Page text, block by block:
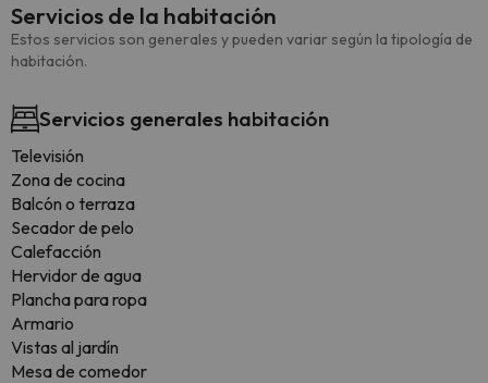
Servicios de la habitación
Estos servicios son generales y pueden variar según la tipología de
habitación.
Servicios generales habitación
Televisión
Zona de cocina
Balcón o terraza
Secador de pelo
Calefacción
Hervidor de agua
Plancha para ropa
Armario
Vistas al jardín
Mesa de comedor